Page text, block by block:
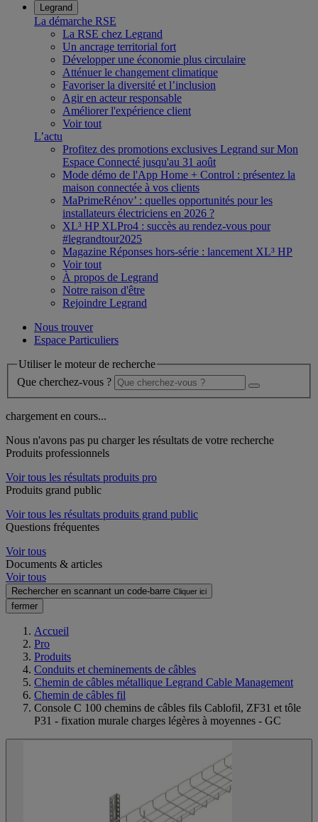
Legrand
La démarche RSE
La RSE chez Legrand
Un ancrage territorial fort
Développer une économie plus circulaire
Atténuer le changement climatique
Favoriser la diversité et l’inclusion
Agir en acteur responsable
Améliorer l'expérience client
Voir tout
L’actu
Profitez des promotions exclusives Legrand sur Mon
Espace Connecté jusqu'au 31 août
Mode démo de l'App Home + Control : présentez la
maison connectée à vos clients
MaPrimeRénov’ : quelles opportunités pour les
installateurs électriciens en 2026 ?
XL³ HP XLPro4 : succès au rendez-vous pour
#legrandtour2025
Magazine Réponses hors-série : lancement XL³ HP
Voir tout
À propos de Legrand
Notre raison d'être
Rejoindre Legrand
Nous trouver
Espace Particuliers
Utiliser le moteur de recherche
Que cherchez-vous ?
chargement en cours...
Nous n'avons pas pu charger les résultats de votre recherche
Produits professionnels
Voir tous les résultats produits pro
Produits grand public
Voir tous les résultats produits grand public
Questions fréquentes
Voir tous
Documents & articles
Voir tous
Rechercher en scannant un code-barre Cliquer ici
fermer
Accueil
Pro
Produits
Conduits et cheminements de câbles
Chemin de câbles métallique Legrand Cable Management
Chemin de câbles fil
Console C 100 chemins de câbles fils Cablofil, ZF31 et tôle
P31 - fixation murale charges légères à moyennes - GC